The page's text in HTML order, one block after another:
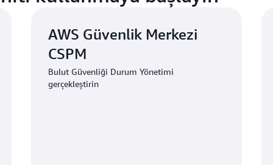
AWS Güvenlik Merkezi
CSPM
Bulut Güvenliği Durum Yönetimi
gerçekleştirin